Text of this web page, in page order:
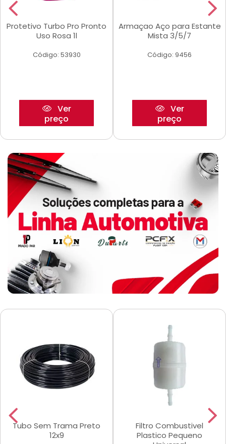
Protetivo Turbo Pro Pronto
Uso Rosa 1l
Código: 53930
Ver
preço
Armaçao Aço para Estante
Mista 3/5/7
Código: 9456
Ver
preço
Tubo Sem Trama Preto
12x9
Filtro Combustivel
Plastico Pequeno